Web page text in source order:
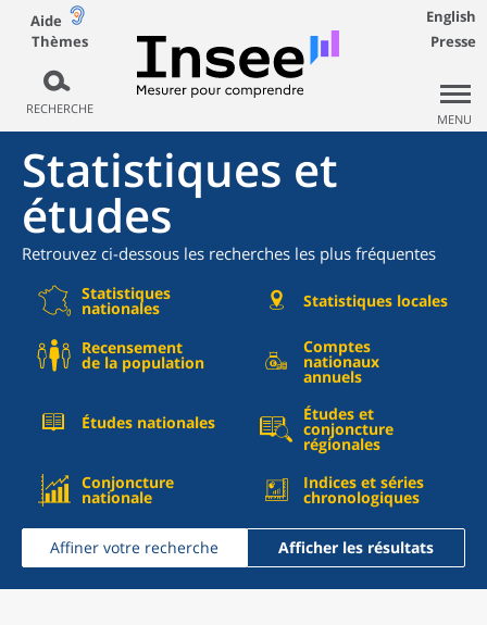
Aide
Thèmes
RECHERCHE
English
Presse
MENU
Statistiques et
études
Retrouvez ci-dessous les recherches les plus fréquentes
Statistiques
nationales Statistiques locales
Recensement
de la population
Comptes
nationaux
annuels
Études nationales Études et
conjoncture
régionales
Conjoncture
nationale
Indices et séries
chronologiques
Affiner votre recherche Afficher les résultats